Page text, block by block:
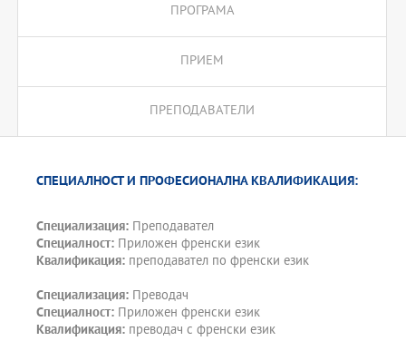
ПРОГРАМА
ПРИЕМ
ПРЕПОДАВАТЕЛИ
СПЕЦИАЛНОСТ И ПРОФЕСИОНАЛНА КВАЛИФИКАЦИЯ:
Специализация: Преподавател
Специалност: Приложен френски език
Квалификация: преподавател по френски език
Специализация: Преводач
Специалност: Приложен френски език
Квалификация: преводач с френски език